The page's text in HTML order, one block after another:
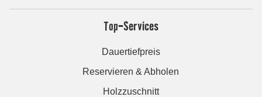
Top-Services
Dauertiefpreis
Reservieren & Abholen
Holzzuschnitt